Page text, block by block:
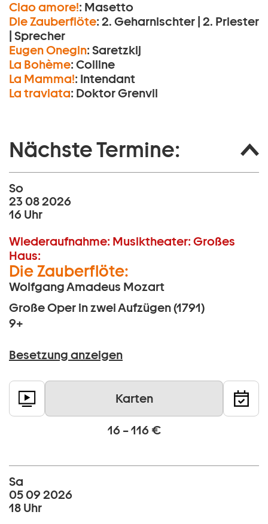
Ciao amore!: Masetto
Die Zauberflöte: 2. Geharnischter | 2. Priester
| Sprecher
Eugen Onegin: Saretzkij
La Bohème: Colline
La Mamma!: Intendant
La traviata: Doktor Grenvil
Nächste Termine:
So
23 08 2026
16 Uhr
Wiederaufnahme: Musiktheater: Großes
Haus:
Die Zauberflöte:
Wolfgang Amadeus Mozart
Große Oper in zwei Aufzügen (1791)
9+
Besetzung anzeigen
Karten
16 – 116 €
Sa
05 09 2026
18 Uhr